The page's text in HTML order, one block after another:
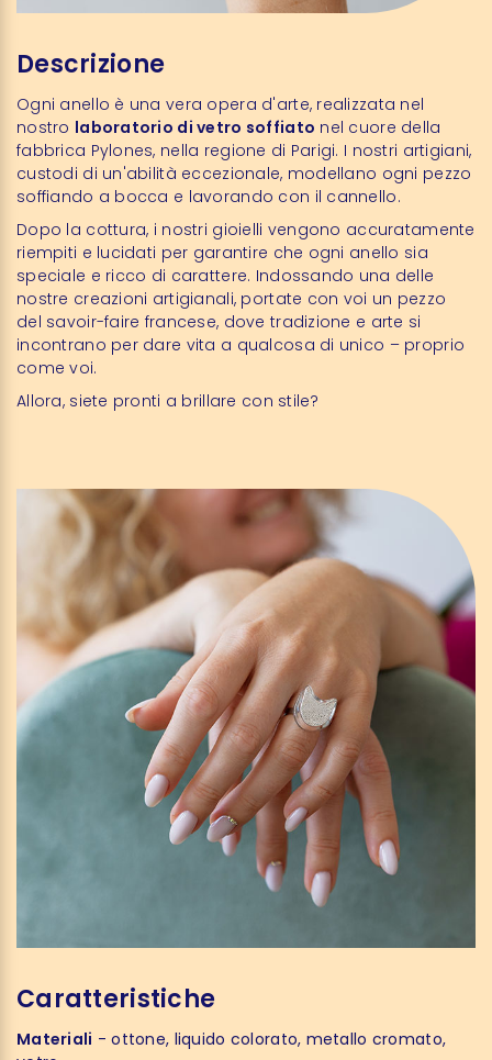
Descrizione
Ogni anello è una vera opera d'arte, realizzata nel
nostro laboratorio di vetro soffiato nel cuore della
fabbrica Pylones, nella regione di Parigi. I nostri artigiani,
custodi di un'abilità eccezionale, modellano ogni pezzo
soffiando a bocca e lavorando con il cannello.
Dopo la cottura, i nostri gioielli vengono accuratamente
riempiti e lucidati per garantire che ogni anello sia
speciale e ricco di carattere. Indossando una delle
nostre creazioni artigianali, portate con voi un pezzo
del savoir-faire francese, dove tradizione e arte si
incontrano per dare vita a qualcosa di unico – proprio
come voi.
Allora, siete pronti a brillare con stile?
Caratteristiche
Materiali - ottone, liquido colorato, metallo cromato,